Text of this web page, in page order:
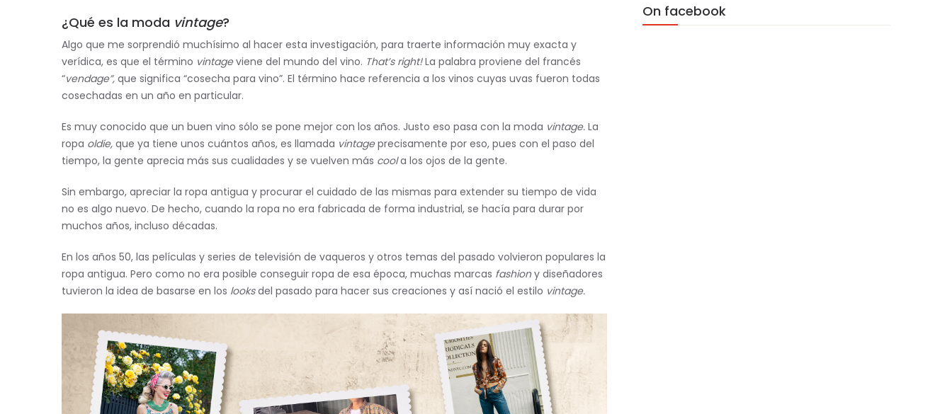
¿Qué es la moda vintage?
Algo que me sorprendió muchísimo al hacer esta investigación, para traerte información muy exacta y
verídica, es que el término vintageviene del mundo del vino. That’s right!La palabra proviene del francés
“vendage”, que significa “cosecha para vino”. El término hace referencia a los vinos cuyas uvas fueron todas
cosechadas en un año en particular.
Es muy conocido que un buen vino sólo se pone mejor con los años. Justo eso pasa con la moda vintage. La
ropa oldie, que ya tiene unos cuántos años, es llamada vintageprecisamente por eso, pues con el paso del
tiempo, la gente aprecia más sus cualidades y se vuelven más coola los ojos de la gente.
Sin embargo, apreciar la ropa antigua y procurar el cuidado de las mismas para extender su tiempo de vida
no es algo nuevo. De hecho, cuando la ropa no era fabricada de forma industrial, se hacía para durar por
muchos años, incluso décadas.
En los años 50, las películas y series de televisión de vaqueros y otros temas del pasado volvieron populares la
ropa antigua. Pero como no era posible conseguir ropa de esa época, muchas marcas fashiony diseñadores
tuvieron la idea de basarse en los looksdel pasado para hacer sus creaciones y así nació el estilo vintage.
On facebook